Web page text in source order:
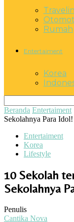
Rumah
Entertaiment
Korea
Beranda Entertaiment
Sekolahnya Para Idol!
Entertaiment
Korea
Lifestyle
10 Sekolah
Sekolahnya
Penulis
Cantika Nova